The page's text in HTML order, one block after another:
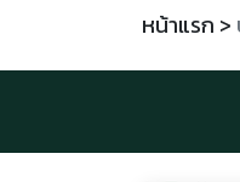
หน้าแรก >